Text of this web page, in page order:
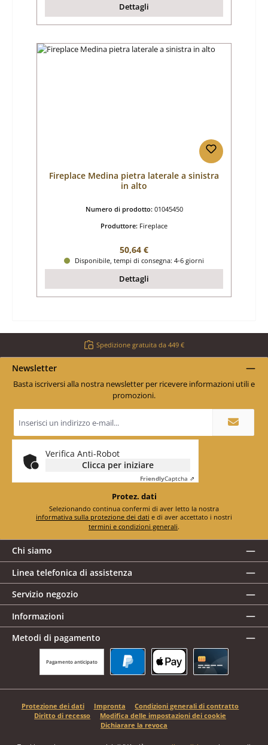
Dettagli
Fireplace Medina pietra laterale a sinistra
in alto
Numero di prodotto: 01045450
Produttore: Fireplace
Prezzo normale:
50,64 €
Disponibile, tempi di consegna: 4-6 giorni
Dettagli
Spedizione gratuita da 449 €
Newsletter
Basta iscriversi alla nostra newsletter per ricevere informazioni utili e
promozioni.
e-
mail
*
Verifica Anti-Robot
Clicca per iniziare
FriendlyCaptcha ⇗
Protez. dati
informativa sulla protezione dei dati
termini e condizioni generali.
Chi siamo
Linea telefonica di assistenza
Servizio negozio
Informazioni
Metodi di pagamento
Pagamento anticipato
Protezione dei dati Impronta
Condizioni generali di contratto
Diritto di recesso
Modifica delle impostazioni dei cookie
Dichiarare la revoca